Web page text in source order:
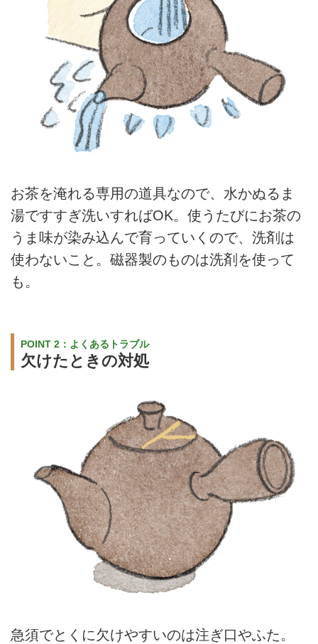
お茶を淹れる専用の道具なので、水かぬるま
湯ですすぎ洗いすればOK。使うたびにお茶の
うま味が染み込んで育っていくので、洗剤は
使わないこと。磁器製のものは洗剤を使って
も。
POINT 2：よくあるトラブル
欠けたときの対処
急須でとくに欠けやすいのは注ぎ口やふた。